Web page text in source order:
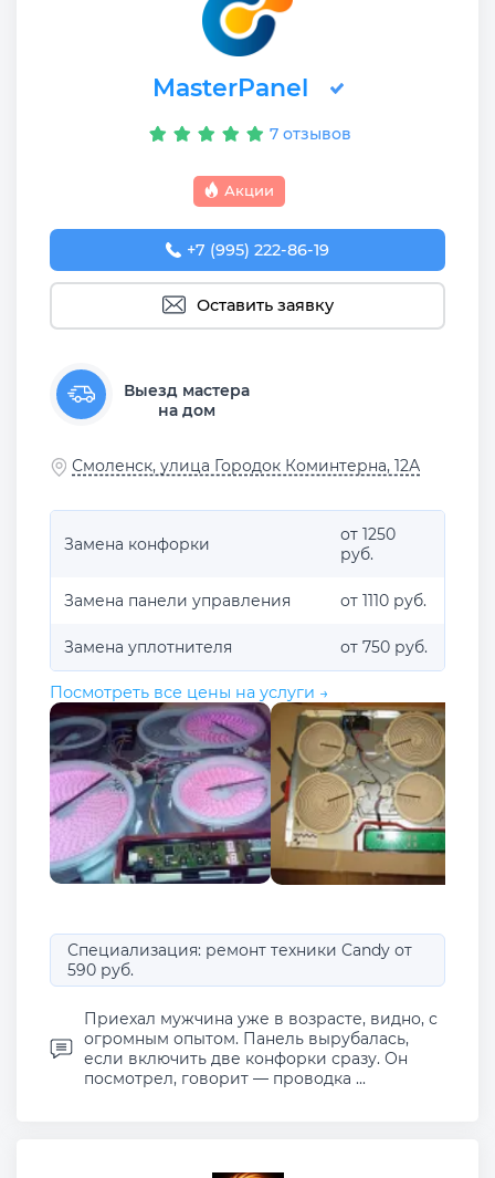
MasterPanel
7 отзывов
Акции
+7 (995) 222-86-19
Оставить заявку
Выезд мастера
на дом
Смоленск, улица Городок Коминтерна, 12А
Замена конфорки
от 1250
руб.
Замена панели управления от 1110 руб.
Замена уплотнителя от 750 руб.
Посмотреть все цены на услуги →
Специализация: ремонт техники Candy от
590 руб.
Приехал мужчина уже в возрасте, видно, с
огромным опытом. Панель вырубалась,
если включить две конфорки сразу. Он
посмотрел, говорит — проводка ...